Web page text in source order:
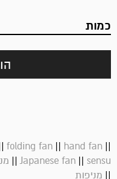
כמות
folding fan || hand fan ||
Japanese fan || sensu
||
|| מניפות